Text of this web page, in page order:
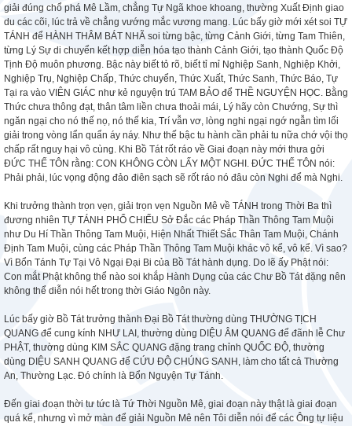
giải đúng chổ phá Mê Lầm, chẳng Tự Ngã khoe khoang, thường Xuất Định giao
du các cõi, lúc trả về chẳng vướng mắc vương mang. Lúc bấy giờ mới xét soi TỰ
TÁNH để HÀNH THÂM BÁT NHÃ soi từng bậc, từng Cảnh Giới, từng Tam Thiên,
từng Lý Sự di chuyển kết hợp diễn hóa tạo thành Cảnh Giới, tạo thành Quốc Độ
Tịnh Độ muôn phương. Bậc này biết tỏ rõ, biết tỉ mỉ Nghiệp Sanh, Nghiệp Khởi,
Nghiệp Trụ, Nghiệp Chấp, Thức chuyển, Thức Xuất, Thức Sanh, Thức Báo, Tự
Tại ra vào VIÊN GIÁC như kẻ nguyện trú TAM BẢO để THỀ NGUYỆN HỌC. Bằng
Thức chưa thông đạt, thân tâm liền chưa thoải mái, Lý hãy còn Chướng, Sự thì
ngăn ngại cho nó thế nọ, nó thế kia, Trí vẫn vơ, lòng nghi ngại ngớ ngẫn tìm lối
giải trong vòng lẩn quẩn áy náy. Như thế bậc tu hành cần phải tu nữa chớ vội thọ
chấp rất nguy hại vô cùng. Khi Bồ Tát rốt ráo về Giai đoạn này mới thưa gởi
ĐỨC THẾ TÔN rằng: CON KHÔNG CÒN LẤY MỘT NGHI. ĐỨC THẾ TÔN nói:
Phải phải, lúc vọng động đảo điên sạch sẽ rốt ráo nó đâu còn Nghi để mà Nghi.
Khi trưởng thành trọn vẹn, giải trọn vẹn Nguồn Mê về TÁNH trong Thời Ba thì
đương nhiên TỰ TÁNH PHỔ CHIẾU Sở Đắc các Pháp Thần Thông Tam Muội
như Du Hí Thần Thông Tam Muội, Hiện Nhất Thiết Sắc Thân Tam Muội, Chánh
Định Tam Muội, cùng các Pháp Thần Thông Tam Muội khác vô kể, vô kể. Vì sao?
Vì Bổn Tánh Tự Tại Vô Ngại Đại Bi của Bồ Tát hành dụng. Do lẽ ấy Phật nói:
Con mắt Phật không thể nào soi khắp Hành Dụng của các Chư Bồ Tát đặng nên
không thể diễn nói hết trong thời Giáo Ngôn này.
Lúc bấy giờ Bồ Tát trưởng thành Đại Bồ Tát thường dùng THƯỜNG TỊCH
QUANG để cung kính NHƯ LAI, thường dùng DIỆU ÂM QUANG để đãnh lễ Chư
PHẬT, thường dùng KIM SẮC QUANG đặng trang chỉnh QUỐC ĐỘ, thường
dùng DIỆU SANH QUANG để CỨU ĐỘ CHÚNG SANH, làm cho tất cả Thường
An, Thường Lạc. Đó chính là Bổn Nguyện Tự Tánh.
Đến giai đoạn thời tư tức là Tứ Thời Nguồn Mê, giai đoạn này thật là giai đoạn
quá kể, nhưng vì mở màn để giải Nguồn Mê nên Tôi diễn nói để các Ông tự liệu